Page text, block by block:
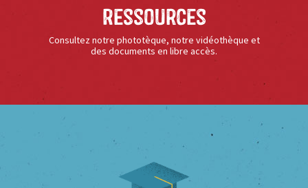
Ressources
Consultez notre phototèque, notre vidéothèque et
des documents en libre accès.